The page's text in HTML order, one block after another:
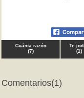
Cuánta razón
(7)
Te
(1)
Comentarios(1)